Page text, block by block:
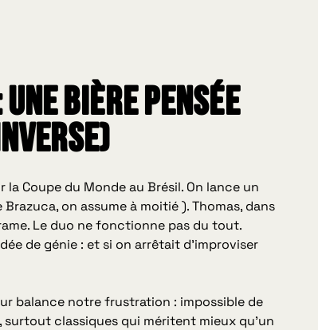
Une bière pensée
Coupe du Monde au Brésil. On lance un
on assume à moitié ). Thomas, dans
Le duo ne fonctionne pas du tout.
de génie : et si on arrêtait d’improviser
balance notre frustration : impossible de
classiques qui méritent mieux qu’un